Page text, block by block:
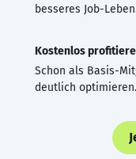
besseres Job-
Kostenlos
Schon als Basis-
deutlich optimieren.